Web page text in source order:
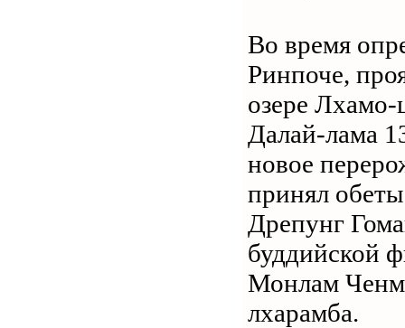
Во время
Ринпоче,
озере Лхамо-
Далай-лама
новое
принял
Дрепунг
буддийской
Монлам
лхарамба.